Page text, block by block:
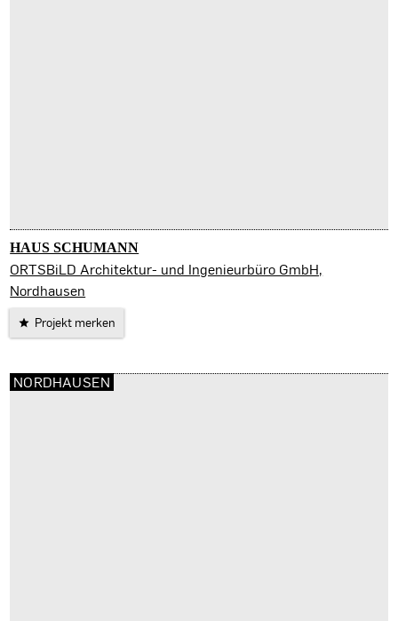
HAUS SCHUMANN
Nordhausen
ORTSBiLD Architektur- und Ingenieurbüro GmbH,
Nordhausen
Projekt merken
NORDHAUSEN